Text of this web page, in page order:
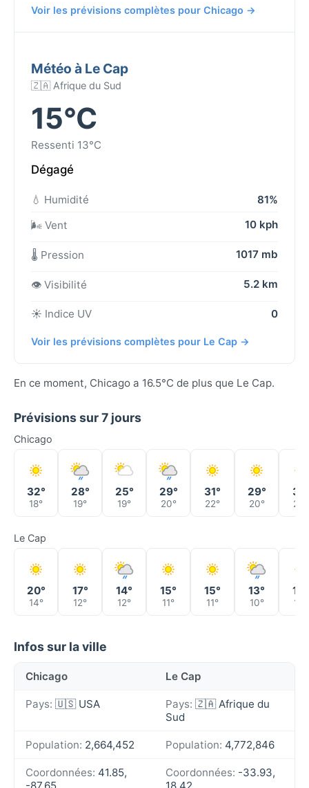
Voir les prévisions complètes pour Chicago →
Météo à Le Cap
🇿🇦 Afrique du Sud
15°C
Ressenti 13°C
Dégagé
💧 Humidité
81%
🌬️ Vent
10 kph
🌡️ Pression 1017 mb
👁️ Visibilité 5.2 km
☀️ Indice UV 0
Voir les prévisions complètes pour Le Cap →
En ce moment, Chicago a 16.5°C de plus que Le Cap.
Prévisions sur 7 jours
Chicago
32°
18°
28°
19°
25°
19°
29°
20°
31°
22°
29°
20°
31°
23°
Le Cap
20°
14°
17°
12°
14°
12°
15°
11°
15°
11°
13°
10°
13°
10°
Infos sur la ville
Chicago Le Cap
Pays: 🇺🇸 USA Pays: 🇿🇦 Afrique du
Sud
Population: 2,664,452 Population: 4,772,846
Coordonnées: 41.85,
Coordonnées: -33.93,